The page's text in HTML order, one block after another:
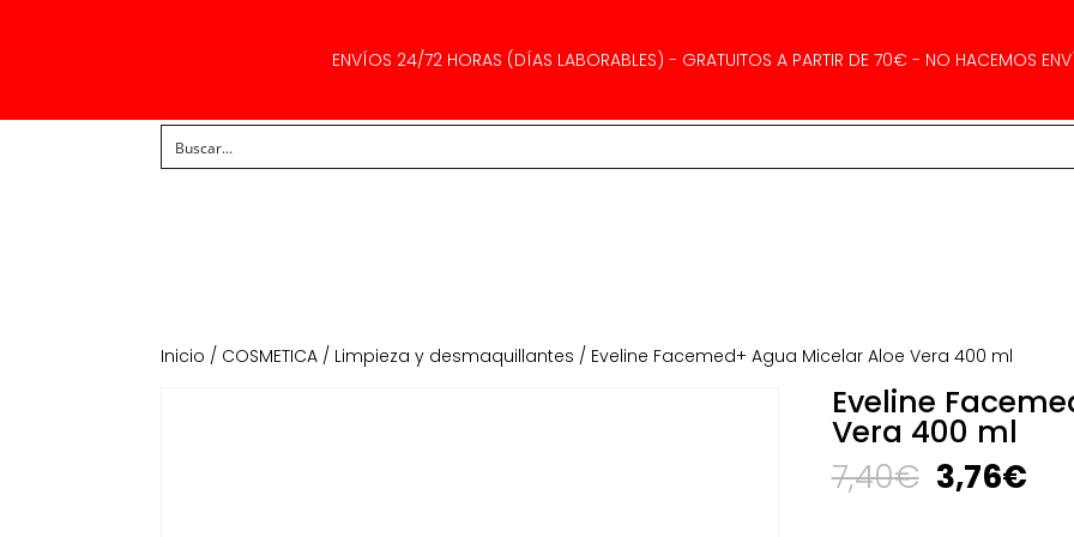
ENVÍOS 24/72 HORAS (DÍAS LABORABLES) - GRATUITOS A PARTIR DE 70€ - NO HACEMOS
Inicio / COSMETICA / Limpieza y desmaquillantes / Eveline Facemed+ Agua Micelar Aloe Vera 400 ml
Eveline
Vera 400 ml
7,40€ El
precio
3,76€El